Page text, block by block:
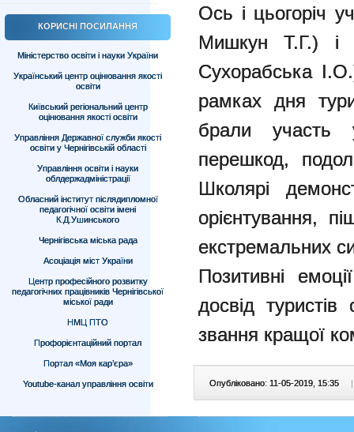
КОРИСНІ ПОСИЛАННЯ
Міністерство освіти і науки України
Український центр оцінювання якості
освіти
Київський регіональний центр
оцінювання якості освіти
Управління Державної служби якості
освіти у Чернігівській області
Управління освіти і науки
облдержадміністрації
Обласний інститут післядипломної
педагогічної освіти імені
К.Д.Ушинського
Чернігівська міська рада
Асоціація міст України
Центр професійного розвитку
педагогічних працівників Чернігівської
міської ради
НМЦ ПТО
Профорієнтаційний портал
Портал «Моя кар’єра»
Youtube-канал управління освіти
Ось і цьогоріч
Мишкун Т.Г.) і
Сухорабська
рамках дня
брали участь
перешкод,
Школярі
орієнтування,
екстремальних
Позитивні
досвід
звання кращої
Опубліковано: 11-05-2019, 15:35 |